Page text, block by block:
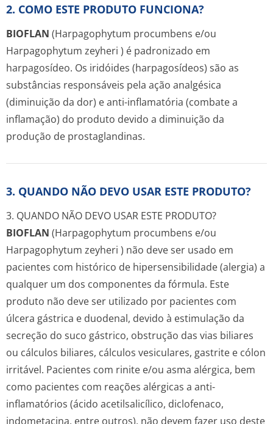
2. COMO ESTE PRODUTO FUNCIONA?
BIOFLAN (Harpagophytum procumbens e/ou
Harpagophytum zeyheri ) é padronizado em
harpagosídeo. Os iridóides (harpagosídeos) são as
substâncias responsáveis pela ação analgésica
(diminuição da dor) e anti-inflamatória (combate a
inflamação) do produto devido a diminuição da
produção de prostaglandinas.
3. QUANDO NÃO DEVO USAR ESTE PRODUTO?
3. QUANDO NÃO DEVO USAR ESTE PRODUTO?
BIOFLAN (Harpagophytum procumbens e/ou
Harpagophytum zeyheri ) não deve ser usado em
pacientes com histórico de hipersensibilidade (alergia) a
qualquer um dos componentes da fórmula. Este
produto não deve ser utilizado por pacientes com
úlcera gástrica e duodenal, devido à estimulação da
secreção do suco gástrico, obstrução das vias biliares
ou cálculos biliares, cálculos vesiculares, gastrite e cólon
irritável. Pacientes com rinite e/ou asma alérgica, bem
como pacientes com reações alérgicas a anti-
inflamatórios (ácido acetilsalicílico, diclofenaco,
indometacina, entre outros), não devem fazer uso deste